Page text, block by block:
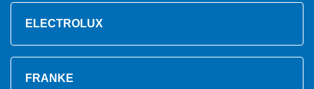
ELECTROLUX
FRANKE